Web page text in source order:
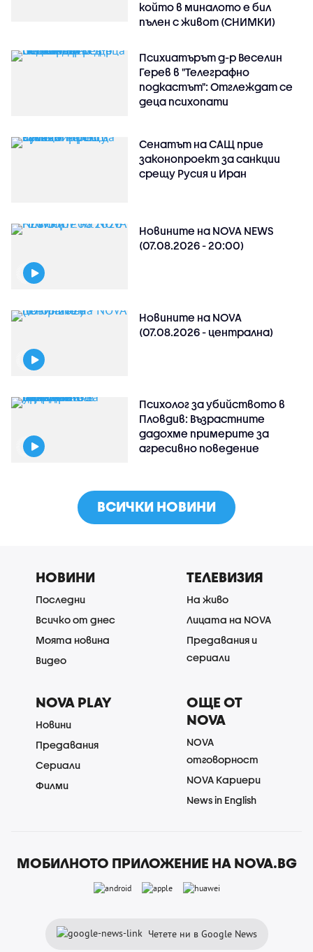
който в миналото е бил
пълен с живот (СНИМКИ)
Психиатърът д-р Веселин
Герев в "Телеграфно
подкастът": Отглеждат се
деца психопати
Сенатът на САЩ прие
законопроект за санкции
срещу Русия и Иран
Новините на NOVA NEWS
(07.08.2026 - 20:00)
Новините на NOVA
(07.08.2026 - централна)
Психолог за убийството в
Пловдив: Възрастните
дадохме примерите за
агресивно поведение
ВСИЧКИ НОВИНИ
НОВИНИ
Последни
Всичко от днес
Моята новина
Видео
ТЕЛЕВИЗИЯ
На живо
Лицата на NOVA
Предавания и
сериали
NOVA PLAY
Новини
Предавания
Сериали
Филми
ОЩЕ ОТ
NOVA
NOVA
отговорност
NOVA Кариери
News in English
МОБИЛНОТО ПРИЛОЖЕНИЕ НА NOVA.BG
Четете ни в Google News